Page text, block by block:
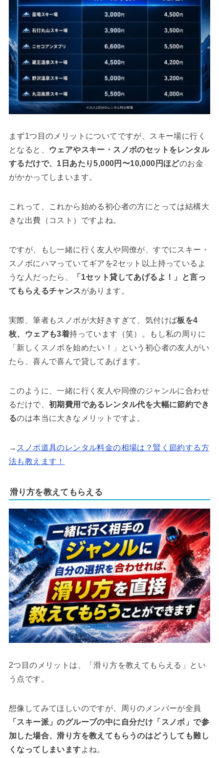
まず1つ目のメリットについてですが、スキー場に行く
となると、
ウェアやスキー・スノボのセットをレンタル
するだけで、1日あたり5,000円〜10,000円ほどのお金
がかかってしまいます。
これって、これから始める初心者の方にとっては結構大
きな出費（コスト）ですよね。
ですが、もし一緒に行く友人や同僚が、すでにスキー・
スノボにハマっていてギアを2セット以上持っているよ
うな人だったら、
「1セット貸してあげるよ！」と言っ
てもらえるチャンスがあります。
実際、筆者もスノボが大好きすぎて、気付けば板を4
枚、ウェアも3着持っています（笑）。もし私の周りに
「新しくスノボを始めたい！」という初心者の友人がい
たら、喜んで喜んで貸してあげます。
このように、一緒に行く友人や同僚のジャンルに合わせ
るだけで、 初期費用であるレンタル代を大幅に節約でき
るのは本当に大きなメリットですよ。
→ スノボ道具のレンタル料金の相場は？賢く節約する方
法も教えます！
滑り方を教えてもらえる
2つ目のメリットは、「滑り方を教えてもらえる」とい
う点です。
想像してみてほしいのですが、周りのメンバーが全員
「スキー派」のグループの中に自分だけ「スノボ」で参
加した場合、滑り方を教えてもらうのはどうしても難し
くなってしまいますよね。